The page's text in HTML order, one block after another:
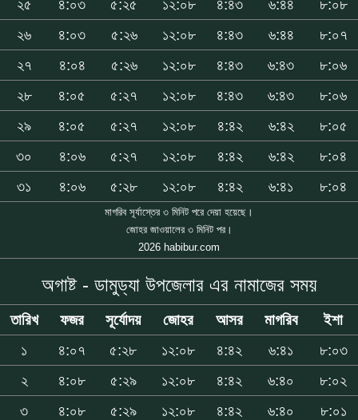
২৫
৪:০৩ ৫:২৫ ১২:০৮ ৪:৪৩ ৬:৪৪
৮:০৮
২৬
৪:০৩ ৫:২৬ ১২:০৮ ৪:৪৩ ৬:৪৪
৮:০৭
২৭
৪:০৪ ৫:২৬ ১২:০৮ ৪:৪৩ ৬:৪৩
৮:০৬
২৮
৪:০৫ ৫:২৭ ১২:০৮ ৪:৪৩ ৬:৪৩
৮:০৬
২৯
৪:০৫ ৫:২৭ ১২:০৮ ৪:৪২ ৬:৪২
৮:০৫
৩০
৪:০৬ ৫:২৭ ১২:০৮ ৪:৪২ ৬:৪২
৮:০৪
৩১
৪:০৬ ৫:২৮ ১২:০৮ ৪:৪২ ৬:৪১ ৮:০৪
মাগরিব সূর্যাস্তের ৩ মিনিট পরে দেয়া হয়েছে।
জোহর জাওয়ালের ৩ মিনিট পর।
2026 habibur.com
অগাষ্ট - ডামুড্যা উপজেলার এর নামাজের সময়
তারিখ ফজর সূর্যোদয় জোহর আসর মাগরিব
ইশা
১
৪:০৭ ৫:২৮ ১২:০৮ ৪:৪২ ৬:৪১
৮:০৩
২
৪:০৮ ৫:২৯ ১২:০৮ ৪:৪২ ৬:৪০
৮:০২
৩
৪:০৮ ৫:২৯ ১২:০৮ ৪:৪২ ৬:৪০
৮:০১